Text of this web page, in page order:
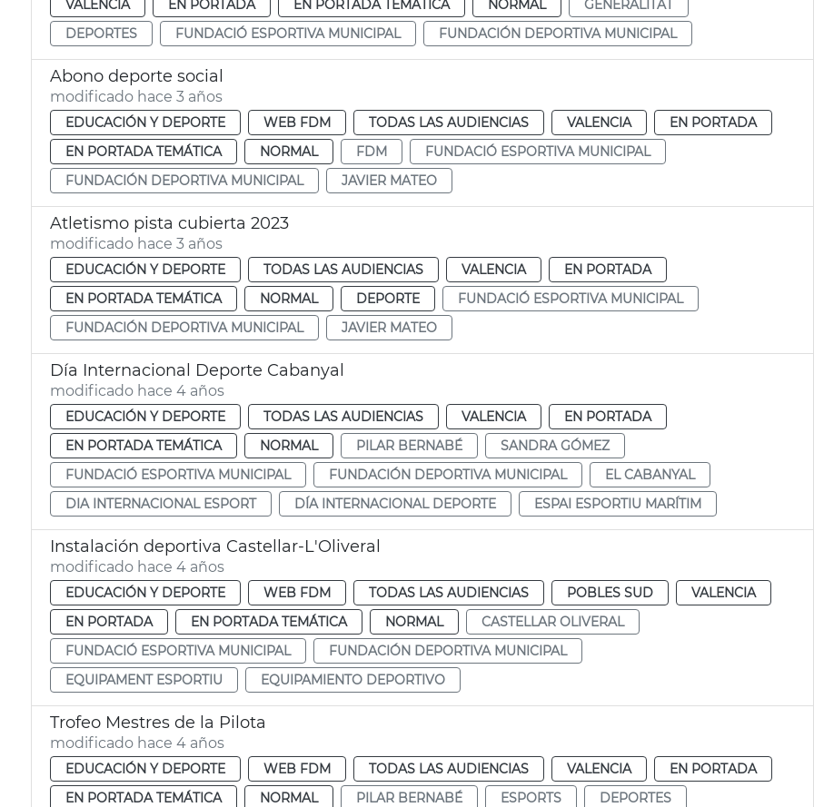
VALENCIA EN PORTADA EN PORTADA TEMÁTICA NORMAL
GENERALITAT
DEPORTES
FUNDACIÓ ESPORTIVA MUNICIPAL FUNDACIÓN DEPORTIVA MUNICIPAL
Abono deporte social
modificado hace 3 años
EDUCACIÓN Y DEPORTE WEB FDM TODAS LAS AUDIENCIAS VALENCIA
EN PORTADA
EN PORTADA TEMÁTICA
NORMAL FDM
FUNDACIÓ ESPORTIVA MUNICIPAL
FUNDACIÓN DEPORTIVA MUNICIPAL
JAVIER MATEO
Atletismo pista cubierta 2023
modificado hace 3 años
EDUCACIÓN Y DEPORTE TODAS LAS AUDIENCIAS VALENCIA
EN PORTADA
EN PORTADA TEMÁTICA
NORMAL DEPORTE
FUNDACIÓ ESPORTIVA MUNICIPAL
FUNDACIÓN DEPORTIVA MUNICIPAL
JAVIER MATEO
Día Internacional Deporte Cabanyal
modificado hace 4 años
EDUCACIÓN Y DEPORTE TODAS LAS AUDIENCIAS VALENCIA
EN PORTADA
EN PORTADA TEMÁTICA
NORMAL PILAR BERNABÉ
SANDRA GÓMEZ
FUNDACIÓ ESPORTIVA MUNICIPAL
FUNDACIÓN DEPORTIVA MUNICIPAL
EL CABANYAL
DIA INTERNACIONAL ESPORT
DÍA INTERNACIONAL DEPORTE ESPAI ESPORTIU MARÍTIM
Instalación deportiva Castellar-L'Oliveral
modificado hace 4 años
EDUCACIÓN Y DEPORTE WEB FDM TODAS LAS AUDIENCIAS POBLES SUD
VALENCIA
EN PORTADA
EN PORTADA TEMÁTICA NORMAL
CASTELLAR OLIVERAL
FUNDACIÓ ESPORTIVA MUNICIPAL
FUNDACIÓN DEPORTIVA MUNICIPAL
EQUIPAMENT ESPORTIU
EQUIPAMIENTO DEPORTIVO
Trofeo Mestres de la Pilota
modificado hace 4 años
EDUCACIÓN Y DEPORTE WEB FDM TODAS LAS AUDIENCIAS VALENCIA
EN PORTADA
EN PORTADA TEMÁTICA
NORMAL PILAR BERNABÉ ESPORTS
DEPORTES